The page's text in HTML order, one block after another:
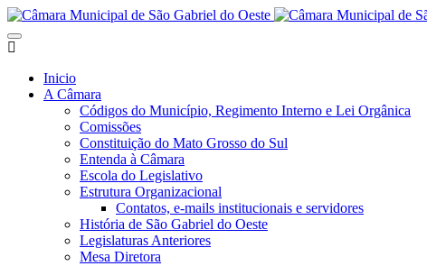
Inicio
A Câmara
Códigos do Município, Regimento Interno e Lei Orgânica
Comissões
Constituição do Mato Grosso do Sul
Entenda à Câmara
Escola do Legislativo
Estrutura Organizacional
Contatos, e-mails institucionais e servidores
História de São Gabriel do Oeste
Legislaturas Anteriores
Mesa Diretora